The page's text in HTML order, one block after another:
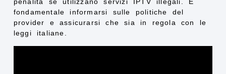
fondamentale informarsi sulle politiche del
provider e assicurarsi che sia in regola con le
leggi italiane.